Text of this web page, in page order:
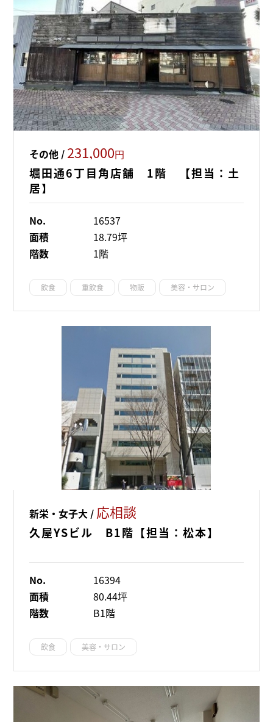
その他 / 231,000円
堀田通6丁目角店舗 1階 【担当：土
居】
No.
16537
面積
18.79坪
階数
1階
飲食 重飲食 物販 美容・サロン
新栄・女子大 / 応相談
久屋YSビル B1階【担当：松本】
No.
16394
面積
80.44坪
階数
B1階
飲食 美容・サロン